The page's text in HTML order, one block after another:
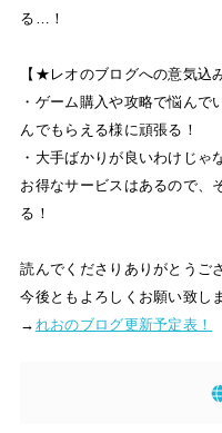
る…！
【★レオのブログへの意気込
・ゲーム購入や攻略で悩んで
んでもらえる様に頑張る！
・大手ばかりが良いわけじ
お得なサービスはあるので、
る！
読んでくださりありがとうご
今後ともよろしくお願い致し
→ れおのブログ更新予定表！